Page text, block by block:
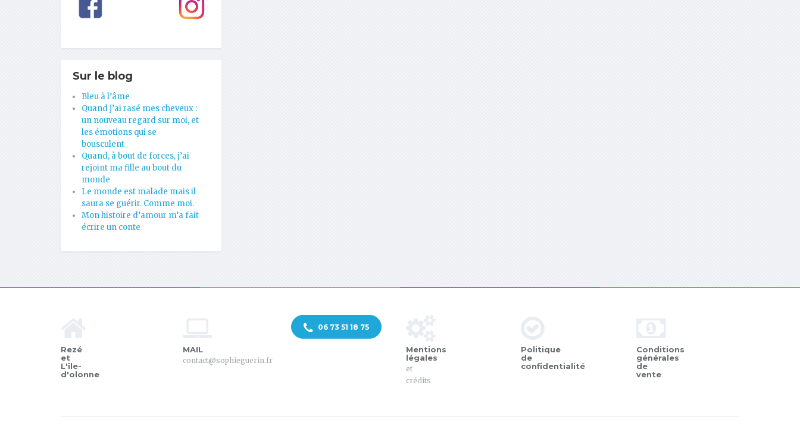
Sur le blog
Bleu à l’âme
Quand j’ai rasé mes cheveux :
un nouveau regard sur moi, et
les émotions qui se
bousculent
Quand, à bout de forces, j’ai
rejoint ma fille au bout du
monde
Le monde est malade mais il
saura se guérir. Comme moi.
Mon histoire d’amour m’a fait
écrire un conte
Rezé
et
L'île-
d'olonne
MAIL
contact@sophieguerin.fr
06 73 51 18 75
Mentions
légales
et
crédits
Politique
de
confidentialité
Conditions
générales
de
vente